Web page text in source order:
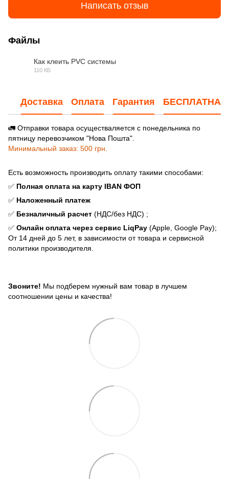
Написать отзыв
Файлы
Как клеить PVC системы
110 КБ
Доставка Оплата Гарантия
🚛 Отправки товара осуществаляется с понедельника по
пятницу перевозчиком "Нова Пошта".
Минимальный заказ: 500 грн.
Есть возможность производить оплату такими способами:
✅ Полная оплата на карту IBAN ФОП
✅ Наложенный платеж
✅ Безналичный расчет (НДС/без НДС) ;
✅ Онлайн оплата через сервис LiqPay (Apple, Google Pay);
От 14 дней до 5 лет, в зависимости от товара и сервисной
политики производителя.
Звоните! Мы подберем нужный вам товар в лучшем
соотношении цены и качества!